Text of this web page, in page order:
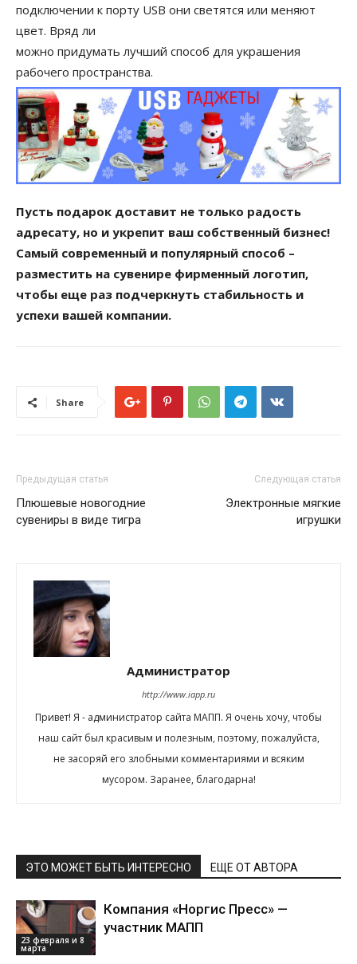
подключении к порту USB они светятся или меняют
цвет. Вряд ли
можно придумать лучший способ для украшения
рабочего пространства.
Пусть подарок доставит не только радость
адресату, но и укрепит ваш собственный бизнес!
Самый современный и популярный способ –
разместить на сувенире фирменный логотип,
чтобы еще раз подчеркнуть стабильность и
успехи вашей компании.
Share
Предыдущая статья
Плюшевые новогодние
сувениры в виде тигра
Следующая статья
Электронные мягкие
игрушки
Администратор
http://www.iapp.ru
Привет! Я - администратор сайта МАПП. Я очень хочу, чтобы
наш сайт был красивым и полезным, поэтому, пожалуйста,
не засоряй его злобными комментариями и всяким
мусором. Заранее, благодарна!
ЭТО МОЖЕТ БЫТЬ ИНТЕРЕСНО ЕЩЕ ОТ АВТОРА
23 февраля и 8
марта
Компания «Норгис Пресс» —
участник МАПП